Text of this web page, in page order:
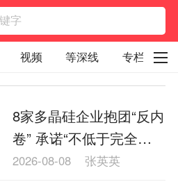
视频 等深线 专栏
商学院
报纸视频
航天资讯
经济史话
8家多晶硅企业抱团“反内
卷” 承诺“不低于完全成
本价销售”
2026-08-08 张英英